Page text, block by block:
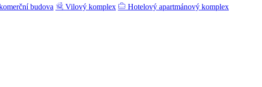
budova Vilový komplex Hotelový apartmánový komplex